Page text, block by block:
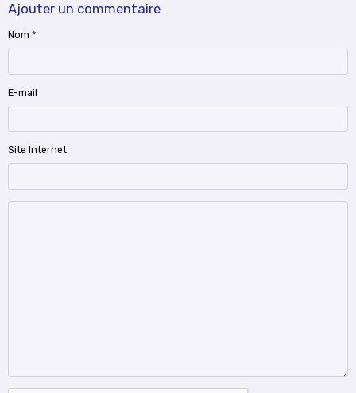
Ajouter un commentaire
Nom
E-mail
Site Internet